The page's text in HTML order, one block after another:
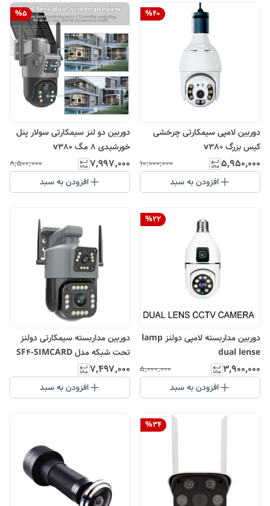
%40
دوربین لامپی سیمکارتی چرخشی
کیس بزرگ v380
۵٬۹۵۰٬۰۰۰ ۱۰٬۰۰۰٬۰۰۰
افزودن به سبد
%5
دوربین دو لنز سیمکارتی سولار پنل
خورشیدی 8 مگ v380
۷٬۹۹۷٬۰۰۰ ۸٬۵۰۰٬۰۰۰
افزودن به سبد
%22
دوربین مداربسته لامپی دولنز lamp
dual lense
۳٬۹۰۰٬۰۰۰ ۵٬۰۰۰٬۰۰۰
افزودن به سبد
دوربین مداربسته سیمکارتی دولنز
تحت شبکه مدل SF4-SIMCARD
4G DUAL LENS PRO
۷٬۴۹۷٬۰۰۰
افزودن به سبد
%34